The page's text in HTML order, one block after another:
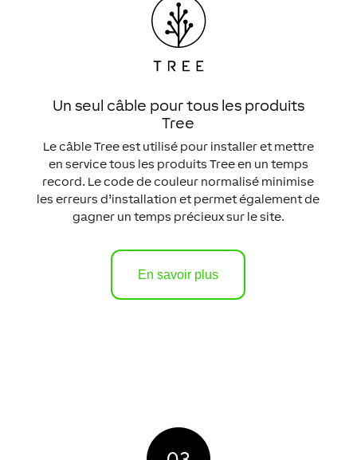
Un seul câble pour tous les produits
Tree
Le câble Tree est utilisé pour installer et mettre
en service tous les produits Tree en un temps
record. Le code de couleur normalisé minimise
les erreurs d’installation et permet également de
gagner un temps précieux sur le site.
En savoir plus